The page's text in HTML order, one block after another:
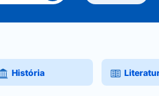
História